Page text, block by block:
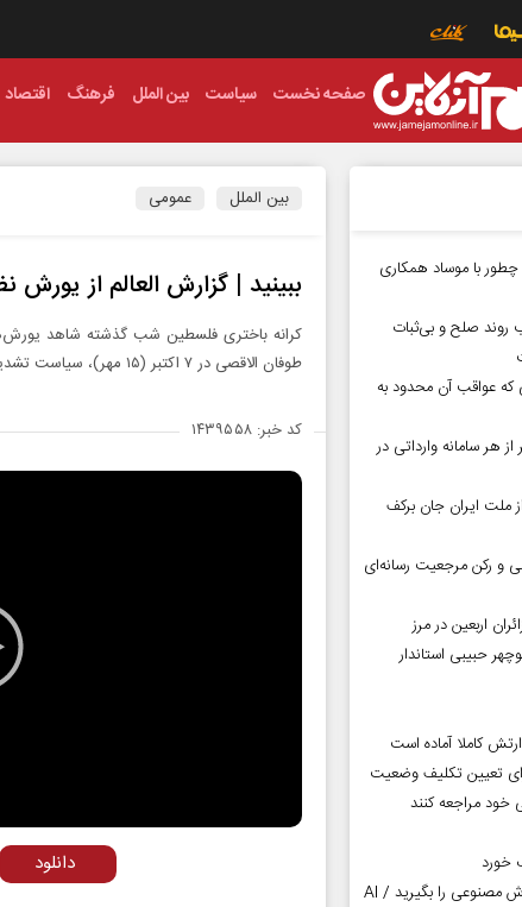
صفحه نخست سیاست بین الملل فرهنگ اقتصاد
بین الملل عمومی
ببینید | گزارش العالم از
کرانه باختری فلسطین شب گذشته شاهد
طوفان الاقصی در ۷ اکتبر (۱۵ مهر)، سیاست تشدید تنش در این منطقه را در دستور کار خود قرار داده اند.
کد خبر: ۱۴۳۹۵۵۸
دانلود
با موساد همکاری
روند صلح و بی‌ثبات
که عواقب آن محدود به
از هر سامانه وارداتی در
ملت ایران جان برکف
و رکن مرجعیت رسانه‌ای
اربعین در مرز
حبیبی استاندار
کاملا آماده است
تعیین تکلیف وضعیت
مراجعه کنند
خورد
تا دیر نشده جلوی هوش مصنوعی را بگیرید / AI